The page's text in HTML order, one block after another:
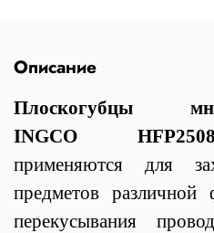
Описание
Плоскогубцы
INGCO
применяются для
предметов
перекусывания